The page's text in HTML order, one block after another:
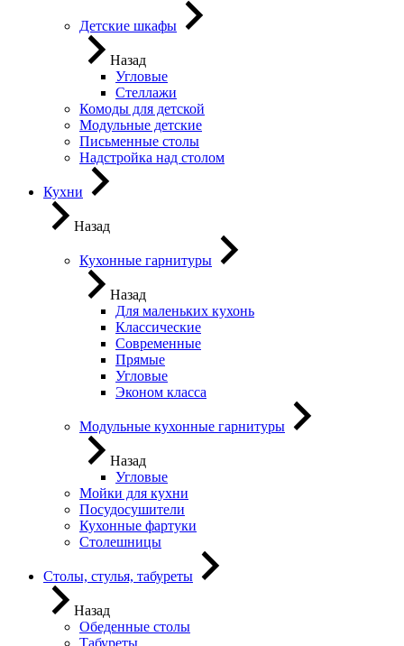
Детские шкафы
Назад
Угловые
Стеллажи
Комоды для детской
Модульные детские
Письменные столы
Надстройка над столом
Кухни
Назад
Кухонные гарнитуры
Назад
Для маленьких кухонь
Классические
Современные
Прямые
Угловые
Эконом класса
Модульные кухонные гарнитуры
Назад
Угловые
Мойки для кухни
Посудосушители
Кухонные фартуки
Столешницы
Столы, стулья, табуреты
Назад
Обеденные столы
Табуреты